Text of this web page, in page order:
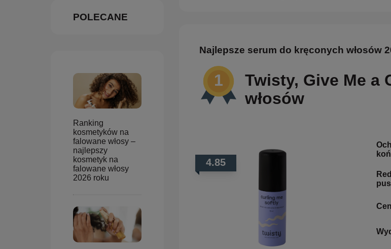
POLECANE
Ranking
kosmetyków na
falowane włosy –
najlepszy
kosmetyk na
falowane włosy
2026 roku
Najlepsze serum do kręconych włosów
Twisty, Give Me a
włosów
4.85